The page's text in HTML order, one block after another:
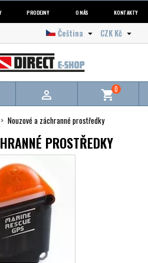
PRODEJNY O NÁS KONTAKTY
CZK Kč 
Čeština 
 shopping_cart0
Nouzové a záchranné prostředky
PROSTŘEDKY